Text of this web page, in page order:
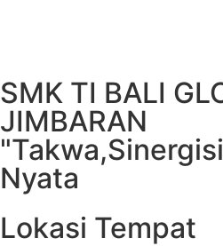
SMK TI BALI
JIMBARAN
Nyata
Lokasi Tempat